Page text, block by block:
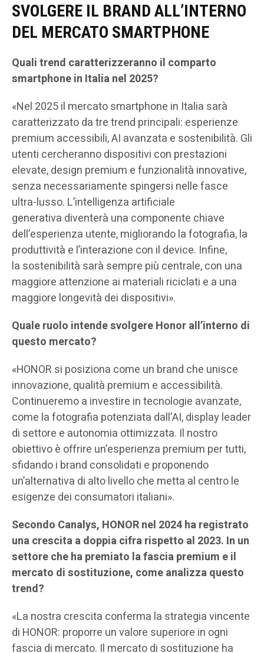
SVOLGERE IL BRAND ALL’INTERNO
DEL MERCATO SMARTPHONE
Quali trend caratterizzeranno il comparto
smartphone in Italia nel 2025?
«Nel 2025 il mercato smartphone in Italia sarà
caratterizzato da tre trend principali: esperienze
premium accessibili, AI avanzata e sostenibilità. Gli
utenti cercheranno dispositivi con prestazioni
elevate, design premium e funzionalità innovative,
senza necessariamente spingersi nelle fasce
ultra-lusso. L’intelligenza artificiale
generativa diventerà una componente chiave
dell’esperienza utente, migliorando la fotografia, la
produttività e l’interazione con il device. Infine,
la sostenibilità sarà sempre più centrale, con una
maggiore attenzione ai materiali riciclati e a una
maggiore longevità dei dispositivi».
Quale ruolo intende svolgere Honor all’interno di
questo mercato?
«HONOR si posiziona come un brand che unisce
innovazione, qualità premium e accessibilità.
Continueremo a investire in tecnologie avanzate,
come la fotografia potenziata dall’AI, display leader
di settore e autonomia ottimizzata. Il nostro
obiettivo è offrire un’esperienza premium per tutti,
sfidando i brand consolidati e proponendo
un’alternativa di alto livello che metta al centro le
esigenze dei consumatori italiani».
Secondo Canalys, HONOR nel 2024 ha registrato
una crescita a doppia cifra rispetto al 2023. In un
settore che ha premiato la fascia premium e il
mercato di sostituzione, come analizza questo
trend?
«La nostra crescita conferma la strategia vincente
di HONOR: proporre un valore superiore in ogni
fascia di mercato. Il mercato di sostituzione ha